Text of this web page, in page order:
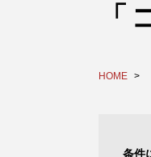
HOME
条件